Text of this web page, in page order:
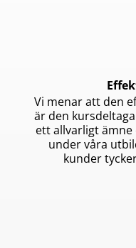
Vi menar att den
är den
ett allvarligt
under våra
kunder